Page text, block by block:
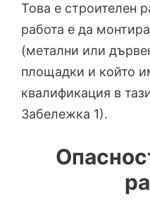
Това е строителен
работа е да
(метални или
площадки и който
квалификация в
Забележка 1).